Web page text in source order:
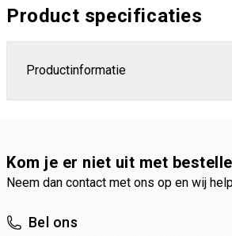
Product specificaties
Productinformatie
Kom je er niet uit met
Neem dan contact met ons op en wij
Bel ons